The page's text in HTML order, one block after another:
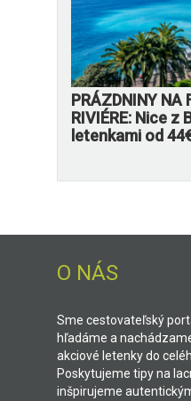
PRÁZDNINY NA
RIVIÉRE: Nice z
letenkami od
O NÁS
Sme cestovateľský
hľadáme a
akciové letenky do
Poskytujeme tipy na
inšpirujeme